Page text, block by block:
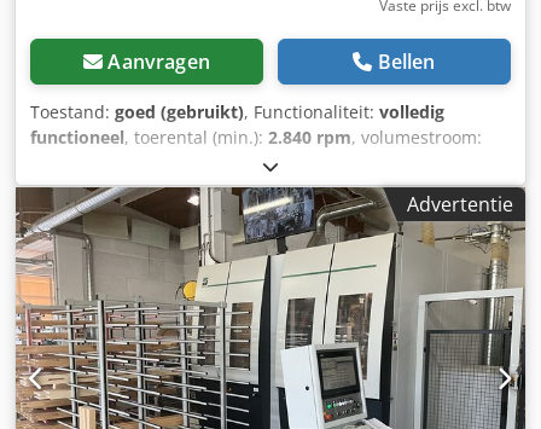
Vaste prijs excl. btw
Aanvragen Bellen
Toestand: goed (gebruikt), Functionaliteit: volledig
functioneel, toerental (min.): 2.840 rpm, volumestroom:
10.000 Pa, vermogen:
pk), Centrifugale hogedrukventilator, ventilator voor
stofafzuiging, drukventilator, vacuümventilator,
centrifugale ventilator, hogedrukventilator Spellna VRU 15-
125-30H3 Toestand: Gebruikt Waaier: voorovergebogen
staal, directe aandrijving. 700 mm Aandrijfmotor: 18 kW
p1:1,2kg/m3 Druk: 7500-9000 Pa Snelheid: 2950 rpm
Luchttransport: 3240 m3/h Volume uitvoer: 0,9 m³/s
Drukpunt: 100 mbar Aansluiting inlaat: Ø 300 mm
Aansluiting uitlaat: Ø 200 mm Afmetingen
1400x1400x960mm Dsdeticdlspfx Ac Esck Massa: 350
Advertentie